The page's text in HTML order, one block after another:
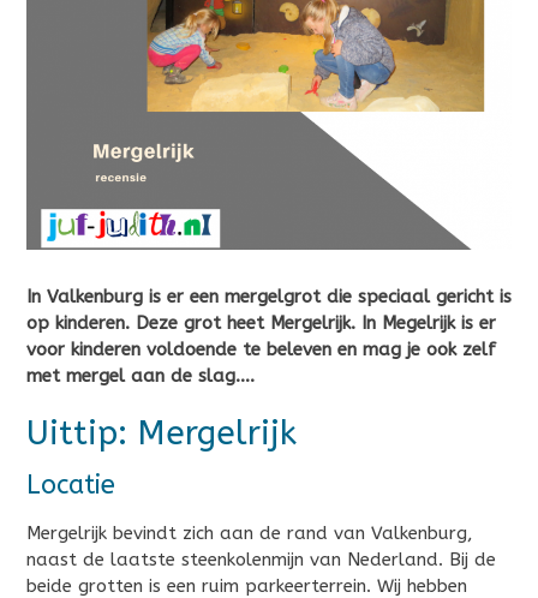
In Valkenburg is er een mergelgrot die speciaal gericht is
op kinderen. Deze grot heet Mergelrijk. In Megelrijk is er
voor kinderen voldoende te beleven en mag je ook zelf
met mergel aan de slag….
Uittip: Mergelrijk
Locatie
Mergelrijk bevindt zich aan de rand van Valkenburg,
naast de laatste steenkolenmijn van Nederland. Bij de
beide grotten is een ruim parkeerterrein. Wij hebben